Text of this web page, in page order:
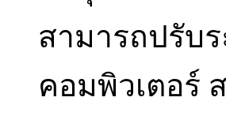
สามารถปรับ
คอมพิวเตอร์